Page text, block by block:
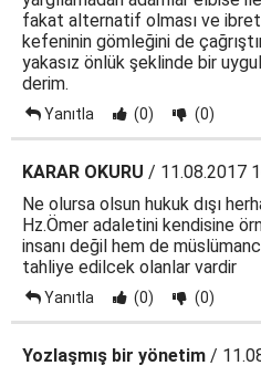
fakat alternatif olması ve
kefeninin gömleğini de
yakasız önlük şeklinde bir
derim.
Yanıtla (0) (0)
KARAR OKURU / 11.08.2017
Ne olursa olsun hukuk dışı
Hz.Ömer adaletini kendisine
insanı değil hem de
tahliye edilcek olanlar vardir
Yanıtla (0) (0)
Yozlaşmış bir yönetim /